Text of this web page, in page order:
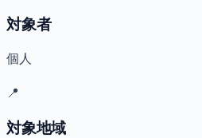
対象者
個人
📍
対象地域